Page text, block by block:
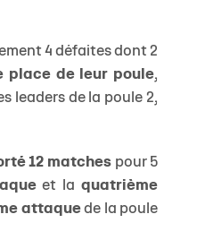
4 défaites dont 2
place de leur poule,
leaders de la poule 2,
12 matches pour 5
et laquatrième
attaquede la poule